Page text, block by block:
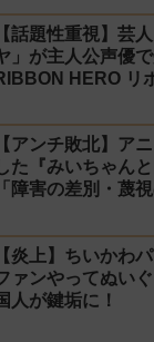
【話題性重視】芸
」が主人公声優
HERO リ
ルン」「でびで
演！
【アンチ敗北】ア
した『みいちゃん
「障害の差別・蔑
【炎上】ちいかわ
ァンやってぬい
人が鍵垢に！